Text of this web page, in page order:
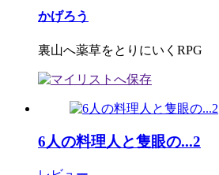
かげろう
裏山へ薬草をとりにいくRPG
6人の料理人と隻眼の...2